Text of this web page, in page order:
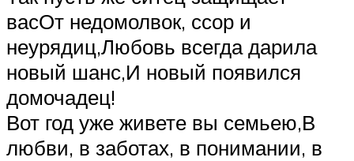
васОт недомолвок, ссор и
неурядиц,Любовь всегда дарила
новый шанс,И новый появился
домочадец!
Вот год уже живете вы семьею,В
любви, в заботах, в понимании, в